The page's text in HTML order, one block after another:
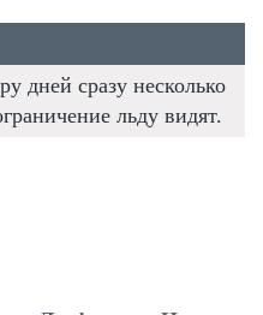
дней сразу несколько
льду видят.